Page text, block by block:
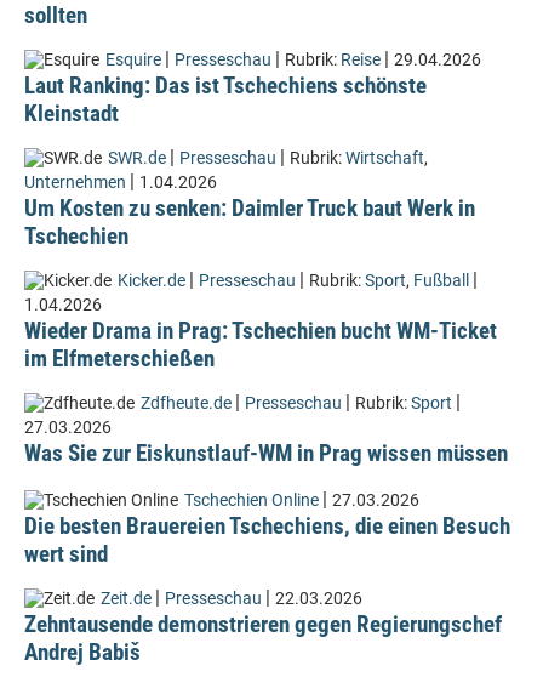
sollten
Esquire | Presseschau | Rubrik: Reise | 29.04.2026
Laut Ranking: Das ist Tschechiens schönste
Kleinstadt
SWR.de | Presseschau | Rubrik:Wirtschaft,
Unternehmen | 1.04.2026
Um Kosten zu senken: Daimler Truck baut Werk in
Tschechien
Kicker.de | Presseschau | Rubrik:Sport, Fußball |
1.04.2026
Wieder Drama in Prag: Tschechien bucht WM-Ticket
im Elfmeterschießen
Zdfheute.de | Presseschau | Rubrik:Sport |
27.03.2026
Was Sie zur Eiskunstlauf-WM in Prag wissen müssen
Tschechien Online | 27.03.2026
Die besten Brauereien Tschechiens, die einen Besuch
wert sind
Zeit.de | Presseschau | 22.03.2026
Zehntausende demonstrieren gegen Regierungschef
Andrej Babiš